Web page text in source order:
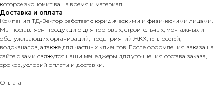
которое экономит ваше время и материал.
Доставка и оплата
Компания ТД-Вектор работает с юридическими и физическими лицами.
Мы поставляем продукцию для торговых, строительных, монтажных и
обслуживающих организаций, предприятий ЖКХ, теплосетей,
водоканалов, а также для частных клиентов. После оформления заказа на
сайте с вами свяжутся наши менеджеры для уточнения состава заказа,
сроков, условий оплаты и доставки.
Оплата